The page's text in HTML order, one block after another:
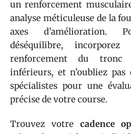
un renforcement
analyse méticuleuse de la
axes d’amélioration.
déséquilibre,
renforcement du tronc
inférieurs, et n’oubliez pas
spécialistes pour une
précise de votre course.
Trouvez votre cadence